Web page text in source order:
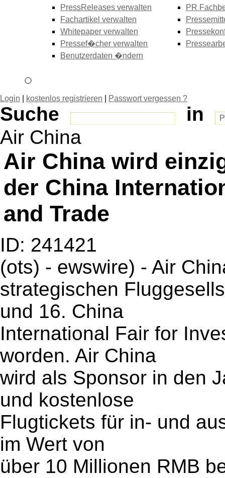
PressReleases verwalten
Fachartikel verwalten
Whitepaper verwalten
Pressef�cher verwalten
Benutzerdaten �ndern
PR
Login kostenlos registrieren Passwort vergessen ?
Suche
in
Air China
Air China wird
der China
and Trade
ID: 241421
(ots) - ewswire) - Air
strategischen
und 16. China
International Fair for
worden. Air China
wird als Sponsor in den
und kostenlose
Flugtickets für in- und
im Wert von
über 10 Millionen RMB